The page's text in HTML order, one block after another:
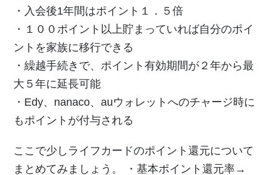
・入会後1年間はポイント１．５倍
・１００ポイント以上貯まっていれば自分のポイ
ントを家族に移行できる
・繰越手続きで、ポイント有効期間が２年から最
大５年に延長可能
・Edy、nanaco、auウォレットへのチャージ時に
もポイントが付与される
ここで少しライフカードのポイント還元について
まとめてみましょう。 ・基本ポイント還元率→